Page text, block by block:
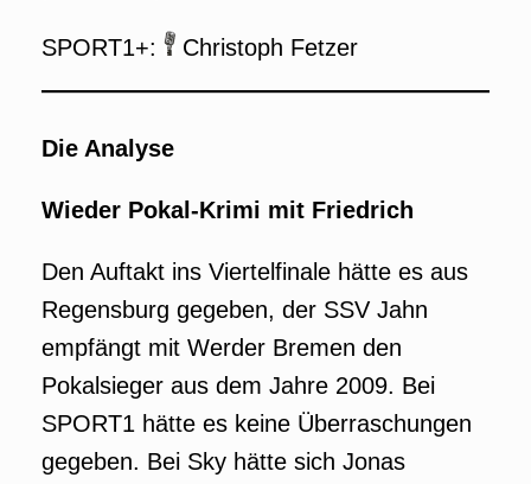
SPORT1+: Christoph Fetzer
Die Analyse
Wieder Pokal-Krimi mit Friedrich
Den Auftakt ins Viertelfinale hätte es aus
Regensburg gegeben, der SSV Jahn
empfängt mit Werder Bremen den
Pokalsieger aus dem Jahre 2009. Bei
SPORT1 hätte es keine Überraschungen
gegeben. Bei Sky hätte sich Jonas